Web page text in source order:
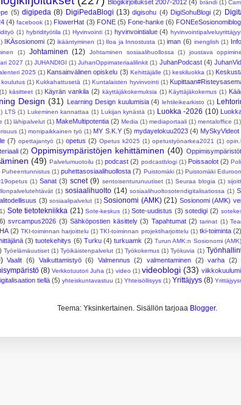
Blogikirjoitukset 2007-2012 (4) brändi (1)
(5) digipeda (8) DigiPedaBlogi (13) digisohu (4) DigiSohuBlogi (2)
(4) facebook (1) FlowerHat (3) FONE (5) Fone-hanke (6)
(1) hybridityötila (1) Hyvinvointi (1) hyvinvointialue (4)
IKÄsosionomi (2) ikääntyminen (1) Iloa ja Innostusta (1) iman (6) inenglish (1)
(1) Johtaminen (12) Johtaminen sosiaalihuollossa (1) joustava
2027 (1) JUHANDIGI (1) JuhanOppimateriaalilinkit (1) JuhanPodcast (4)
2025 (1) Kansainvälinen opiskelu (3) Kehittäjälle (1) keskiluokka (1)
koulutus (1) Kukkahattusetä (1) Kuntalaisten hyvinvointi (1)
(1) käsitteet (1) Käyrän vankila (2) käyttäjäkokemuksia (1) Käyttäjäkokemus (1)
Design (31) Learning Design kuulumisia (4) lehtileikearkisto (1)
LTS (1) Lukeminen kannattaa (1) Lukijan kynästä (1) Luokka -2026 (10)
(1) lähipalvelut (1) MakeMultipotentia (2) Media (1) mediaportaali (1) mentaloffice (1)
(1) monipaikkainen työ (1) MY S.K.Y (5) mydayelokuu2023 (4) MySkyVideot
(7) opettajantyö (1) opetus (2) Opetus k2025 (1) opetustyönarkea2021 (1)
(2) Oppimisympäristöjen kehittäminen (40) Oppimisympäristöt
(49) Palvelumuotoilu (1) podcast (2) podcastblogi (1) Poissaolot (2)
Puheentunnistus (1) puhettasosiaalihuollosta (7) Puistomäki (1) Puistomäki
(1) Sanat (3) scnet (9) sentoisenturunuutiset (1) Seuraa blogia (1)
(1) sosiaalihuolto (14) sosiaalihuoltosotendigitalisatiossa (1)
(3) sosiaalipalvelut (1) Sosionomi (AMK) (21) Sosionomi (AMK)
Sote tietotekniikka (21) Sote-keskus (1) Sote-uudistus (3) sotedigi (2)
svrcampus2026 (3) Sähköpostien käsittely (3) Tapahtumat (2) tarinat (1)
(2) TKI-toiminnan harjoittelu (1) TKI-toiminnan projektiharjoittelu (1) tki-toiminta (2)
(3) tuotekehitys (6) Turku (4) turkuamk (2) Turun AMK:n Sosionomi
Työelämäuutiset (1) Työikäistenpalvelut (1) Työkokemus (1) Työkuvia (1)
Vaalit (6) Vaikuttamistyö (6) Valmennus (2) valmentaminen (2) varha (2)
(8) Verkkotuutori Juha (1) video (1) videoblogi (33)
tiellä (5) yhteiskuntavastuu (1) Yhteisöllisyys (1) Yrittäjyys (8)
Teema: Yksinkertainen. Sisällön tarjoaa Blogger.